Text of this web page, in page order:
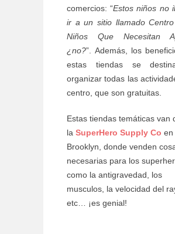
comercios: “Estos niños no
ir a un sitio llamado
Niños Que Necesitan
¿no?”. Además, los
estas tiendas se
organizar todas las
centro, que son gratuitas.
Estas tiendas temáticas van
la SuperHero Supply Co en
Brooklyn, donde venden
necesarias para los
como la antigravedad, los
musculos, la velocidad del
etc… ¡es genial!